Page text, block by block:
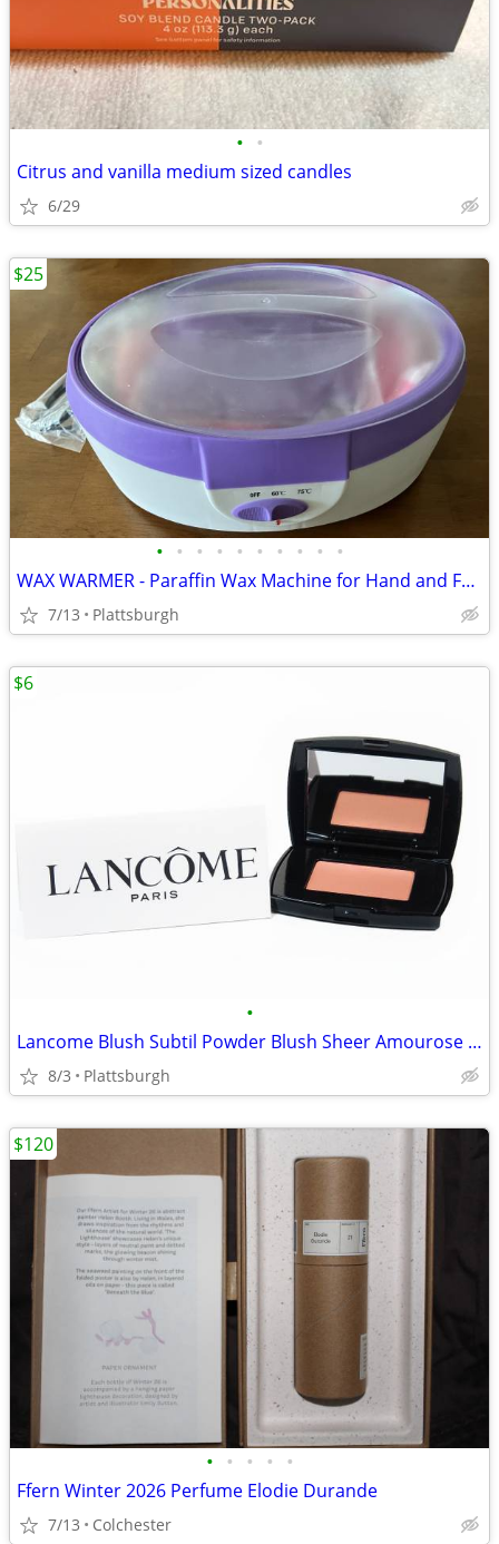
• •
Citrus and vanilla medium sized candles
6/29
• • • • • • • • • •
WAX WARMER - Paraffin Wax Machine for Hand and Feet Treatment
7/13 Plattsburgh
$25
•
Lancome Blush Subtil Powder Blush Sheer Amourose Travel Size
8/3 Plattsburgh
$6
• • • • •
Ffern Winter 2026 Perfume Elodie Durande
7/13 Colchester
$120